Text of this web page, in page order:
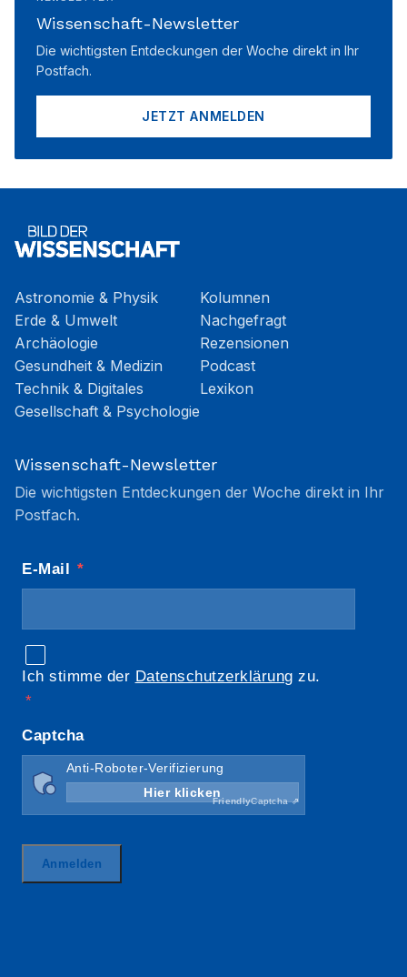
Wissenschaft-Newsletter
Die wichtigsten Entdeckungen der Woche direkt in Ihr
Postfach.
JETZT ANMELDEN
Astronomie & Physik
Erde & Umwelt
Archäologie
Gesundheit & Medizin
Technik & Digitales
Gesellschaft & Psychologie
Kolumnen
Nachgefragt
Rezensionen
Podcast
Lexikon
Wissenschaft-Newsletter
Die wichtigsten Entdeckungen der Woche direkt in Ihr
Postfach.